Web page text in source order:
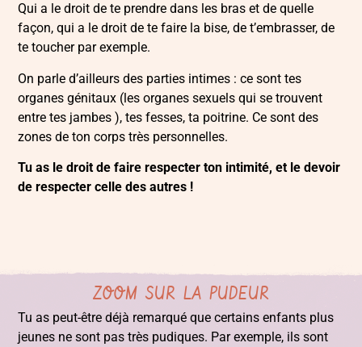
Qui a le droit de te prendre dans les bras et de quelle
façon, qui a le droit de te faire la bise, de t’embrasser, de
te toucher par exemple.
On parle d’ailleurs des parties intimes : ce sont tes
organes génitaux (les organes sexuels qui se trouvent
entre tes jambes ), tes fesses, ta poitrine. Ce sont des
zones de ton corps très personnelles.
Tu as le droit de faire respecter ton intimité, et le devoir
de respecter celle des autres !
ZOOM SUR LA PUDEUR
Tu as peut-être déjà remarqué que certains enfants plus
jeunes ne sont pas très pudiques. Par exemple, ils sont